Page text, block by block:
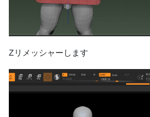
Zリメッシャーします